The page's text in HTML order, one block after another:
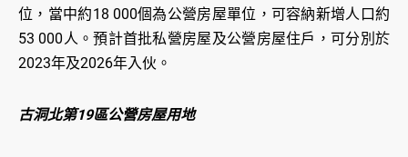
位，當中約18 000個為公營房屋單位，可容納新增人口約
53 000人。預計首批私營房屋及公營房屋住戶，可分別於
2023年及2026年入伙。
古洞北第19區公營房屋用地